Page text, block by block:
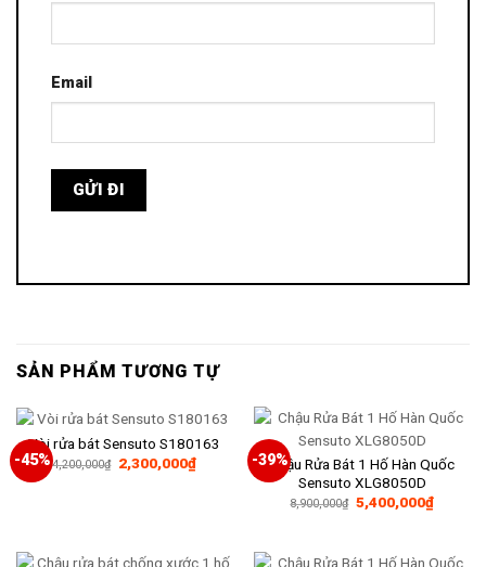
Email
SẢN PHẨM TƯƠNG TỰ
-45%
Vòi rửa bát Sensuto S180163
4,200,000₫ Giá
gốc
2,300,000₫Giá
hiện
-39%Chậu Rửa Bát 1 Hố Hàn Quốc
Sensuto XLG8050D
8,900,000₫ Giá
gốc
5,400,000₫Giá
hiện